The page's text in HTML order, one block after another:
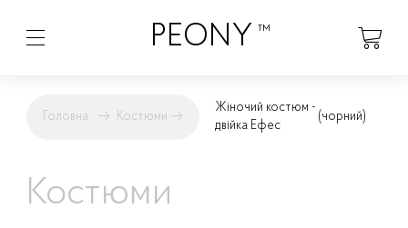
PEONY ™
Головна → Костюми →
Жіночий костюм -
двійка Ефес
(чорний)
Костюми